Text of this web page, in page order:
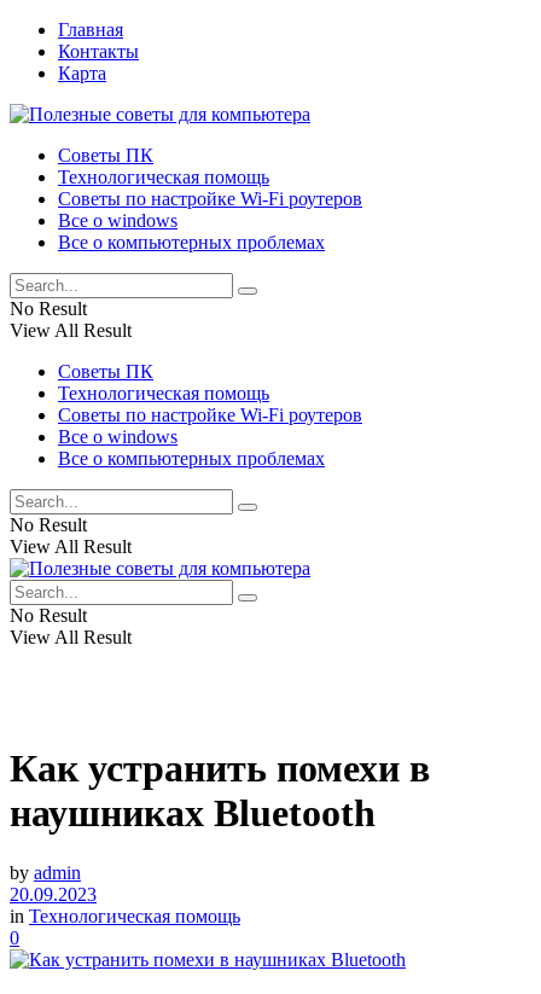
Главная
Контакты
Карта
Советы ПК
Технологическая помощь
Советы по настройке Wi-Fi роутеров
Все о windows
Все о компьютерных проблемах
No Result
View All Result
Советы ПК
Технологическая помощь
Советы по настройке Wi-Fi роутеров
Все о windows
Все о компьютерных проблемах
No Result
View All Result
No Result
View All Result
Как устранить помехи в
наушниках Bluetooth
by admin
20.09.2023
in Технологическая помощь
0